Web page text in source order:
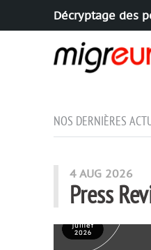
Aller à la navigation
Aller au contenu
Décryptage des
NOS DERNIÈRES
4 AUG 2026
Press